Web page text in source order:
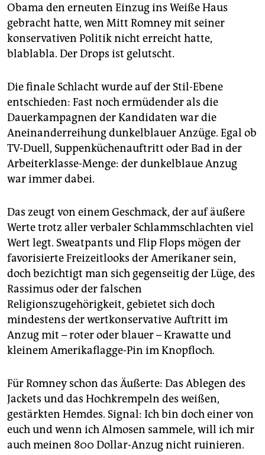
genossenschaft
epaper login
Obama den erneuten Einzug ins Weiße Haus
gebracht hatte, wen Mitt Romney mit seiner
konservativen Politik nicht erreicht hatte,
blablabla. Der Drops ist gelutscht.
Die finale Schlacht wurde auf der Stil-Ebene
entschieden: Fast noch ermüdender als die
Dauerkampagnen der Kandidaten war die
Aneinanderreihung dunkelblauer Anzüge. Egal ob
TV-Duell, Suppenküchenauftritt oder Bad in der
Arbeiterklasse-Menge: der dunkelblaue Anzug
war immer dabei.
Das zeugt von einem Geschmack, der auf äußere
Werte trotz aller verbaler Schlammschlachten viel
Wert legt. Sweatpants und Flip Flops mögen der
favorisierte Freizeitlooks der Amerikaner sein,
doch bezichtigt man sich gegenseitig der Lüge, des
Rassimus oder der falschen
Religionszugehörigkeit, gebietet sich doch
mindestens der wertkonservative Auftritt im
Anzug mit – roter oder blauer – Krawatte und
kleinem Amerikaflagge-Pin im Knopfloch.
Für Romney schon das Äußerte: Das Ablegen des
Jackets und das Hochkrempeln des weißen,
gestärkten Hemdes. Signal: Ich bin doch einer von
euch und wenn ich Almosen sammele, will ich mir
auch meinen 800 Dollar-Anzug nicht ruinieren.